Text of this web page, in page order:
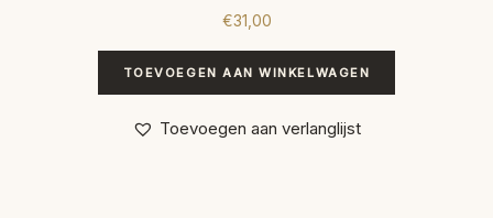
€31,00
TOEVOEGEN AAN WINKELWAGEN
Toevoegen aan verlanglijst